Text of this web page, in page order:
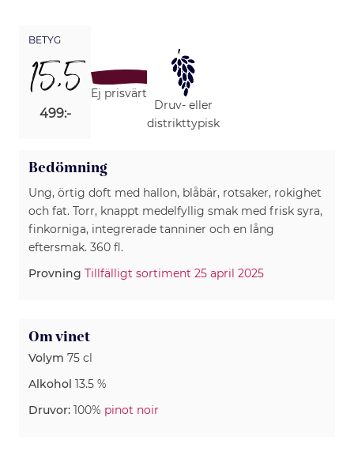
BETYG
15,5
499:-
Ej prisvärt
Druv- eller
distrikttypisk
Bedömning
Ung, örtig doft med hallon, blåbär, rotsaker, rokighet
och fat. Torr, knappt medelfyllig smak med frisk syra,
finkorniga, integrerade tanniner och en lång
eftersmak. 360 fl.
Provning Tillfälligt sortiment 25 april 2025
Om vinet
Volym 75 cl
Alkohol 13.5 %
Druvor: 100% pinot noir